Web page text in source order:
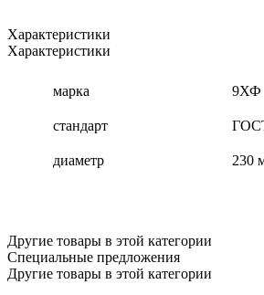
Характеристики
Характеристики
марка 9ХФ
стандарт
диаметр 230
Другие товары в этой категории
Специальные предложения
Другие товары в этой категории